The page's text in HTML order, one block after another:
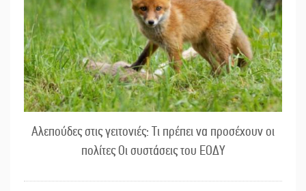
Αλεπούδες στις γειτονιές: Τι πρέπει να προσέχουν οι
πολίτες Οι συστάσεις του ΕΟΔΥ